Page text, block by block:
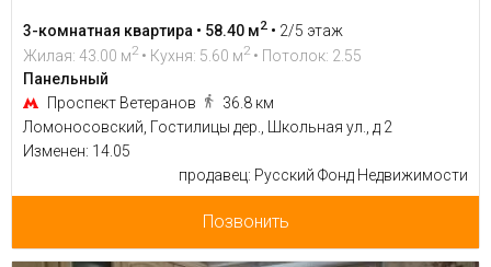
3-комнатная квартира • 58.40 м2 • 2/5 этаж
Жилая: 43.00 м2 • Кухня: 5.60 м2 • Потолок: 2.55
Панельный
Проспект Ветеранов
36.8 км
Ломоносовский, Гостилицы дер., Школьная ул., д 2
Изменен: 14.05
продавец: Русский Фонд Недвижимости
Позвонить